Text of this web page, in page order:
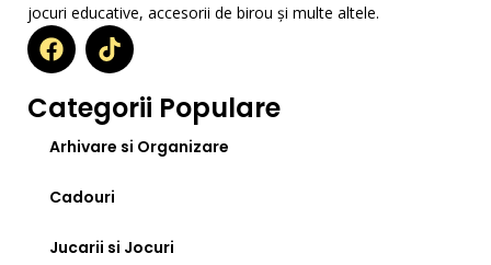
jocuri educative, accesorii de birou și multe altele.
Categorii Populare
Arhivare si Organizare
Cadouri
Jucarii si Jocuri